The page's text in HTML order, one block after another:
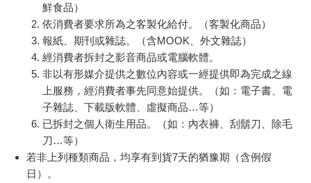
鮮食品）
依消費者要求所為之客製化給付。（客製化商品）
報紙、期刊或雜誌。（含MOOK、外文雜誌）
經消費者拆封之影音商品或電腦軟體。
非以有形媒介提供之數位內容或一經提供即為完成之線
上服務，經消費者事先同意始提供。（如：電子書、電
子雜誌、下載版軟體、虛擬商品…等）
已拆封之個人衛生用品。（如：內衣褲、刮鬍刀、除毛
刀…等）
若非上列種類商品，均享有到貨7天的猶豫期（含例假
日）。